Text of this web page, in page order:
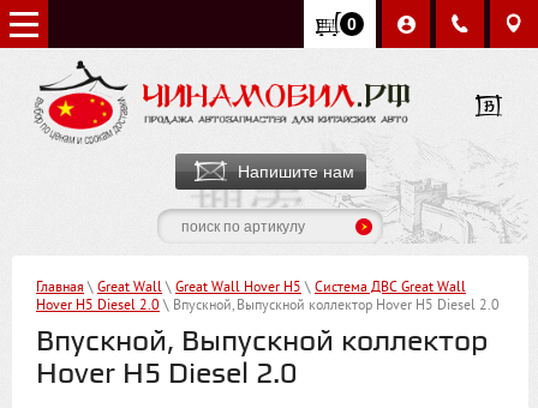
0
Напишите нам
Главная \ Great Wall \ Great Wall Hover H5 \ Система ДВС Great Wall
Hover H5 Diesel 2.0 \ Впускной, Выпускной коллектор Hover H5 Diesel 2.0
Впускной, Выпускной коллектор
Hover H5 Diesel 2.0